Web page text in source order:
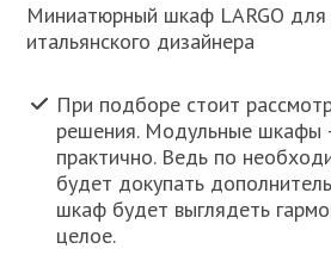
Миниатюрный шкаф LARGO
итальянского дизайнера
При подборе стоит
решения. Модульные шкафы
практично. Ведь по
будет докупать
шкаф будет выглядеть
целое.